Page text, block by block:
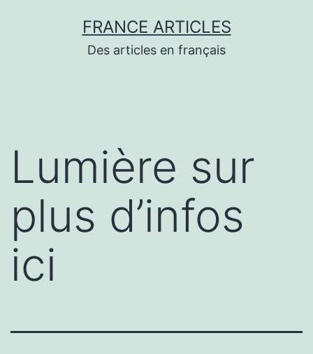
FRANCE ARTICLES
Des articles en français
Lumière sur
plus d’infos
ici